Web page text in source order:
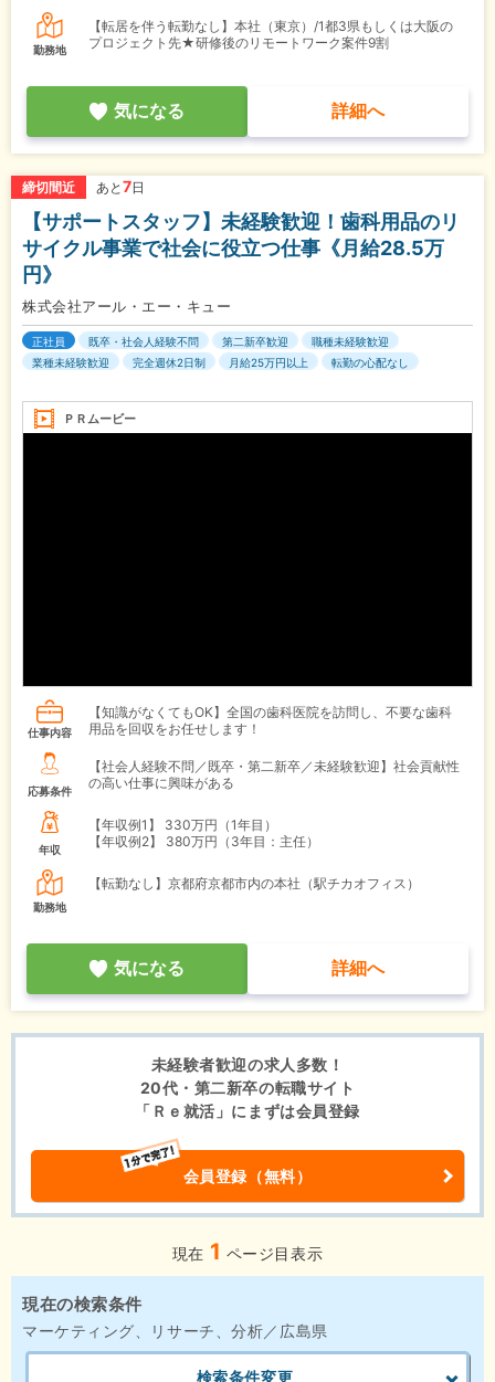
勤務地
【転居を伴う転勤なし】本社（東京）/1都3県もしくは大阪の
プロジェクト先★研修後のリモートワーク案件9割
気になる 詳細へ
締切間近 あと 7日
【サポートスタッフ】未経験歓迎！歯科用品のリ
サイクル事業で社会に役立つ仕事《月給28.5万
円》
株式会社アール・エー・キュー
正社員 既卒・社会人経験不問 第二新卒歓迎
職種未経験歓迎
業種未経験歓迎
完全週休2日制 月給25万円以上 転勤の心配なし
ＰＲムービー
仕事内容
【知識がなくてもOK】全国の歯科医院を訪問し、不要な歯科
用品を回収をお任せします！
応募条件
【社会人経験不問／既卒・第二新卒／未経験歓迎】社会貢献性
の高い仕事に興味がある
年収
【年収例1】
330万円（1年目）
【年収例2】
380万円（3年目：主任）
勤務地
【転勤なし】京都府京都市内の本社（駅チカオフィス）
気になる 詳細へ
未経験者歓迎の求人多数！
20代・第二新卒の転職サイト
「Ｒｅ就活」にまずは会員登録
会員登録（無料）
現在 1 ページ目表示
現在の検索条件
マーケティング、リサーチ、分析／広島県
検索条件変更